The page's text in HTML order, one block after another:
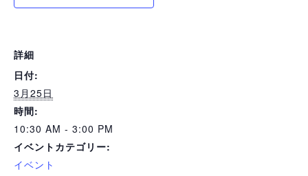
詳細
日付:
3月25日
時間:
10:30 AM - 3:00 PM
イベントカテゴリー:
イベント